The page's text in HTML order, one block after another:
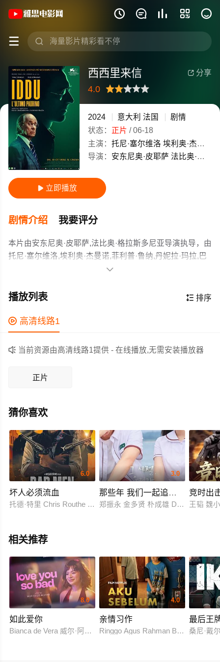
    
 
《西西里来信》(2024)意大利 / 法国西
 分享
西西里来信
4.0
很差较差还行推荐力荐
2024 意大利 法国
剧情
状态： 正片 /06-18
主演： 托尼·塞尔维洛 埃利奥·杰曼诺
导演： 安东尼奥·皮耶萨 法比奥·格拉斯多尼亚
 立即播放
剧情介绍 我要评分
本片由安东尼奥·皮耶萨,法比奥·格拉斯多尼亚导演执导，由
托尼·塞尔维洛,埃利奥·杰曼诺,菲利普·鲁纳,丹妮拉·玛拉,巴
博拉·伯布洛瓦,福斯托·鲁索·阿莱西,安东尼娅·特波,托马索·
拉兹,Rosario,Palazzolo,文森佐·费雷拉,Maurizio,Marchetti,
伏、扣人心弦，领广大剧情片爱好者和观众们都期待不
已。
的30年销声匿迹是独一无二的，”导演们坚持说，“多年来的
秘的性格，并揭示他隐身存在所培育的广泛关系网络。在
我们的电影中，在理性的沉睡中追逐梦想的人们，最终都
陷入了悲剧而荒谬的噩梦之中。”
作为一部 上映的剧情电影，在当期同类题材影片中具有一
定的看点，在演员表现和剧情架构上也都有不错的亮点，
剧情紧凑，角色塑造鲜明，适合喜欢剧情类电影的观众观

 排序
播放列表
 高清线路1
 当前资源由高清线路1提供 - 在线播放,无需安装播放器
正片
猜你喜欢
6.0
坏人必须流血
托德·特里 Chris Routhe 亚历珊德拉‧瑞秋·拉贝 查德·迈克尔·
3.0
那些年 我们一起追的女孩 韩版
郑振永 金多贤 朴成雄 Demian 李敏
竞时出
王韬 魏
相关推荐
8.0
如此爱你
Bianca de Vera 威尔·阿什利·德莱昂
4.0
亲情习作
Ringgo Agus Rahman Bima Sena
最后王
桑尼·戴